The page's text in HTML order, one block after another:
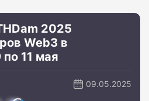
2025
Web3 в
11 мая
09.05.2025